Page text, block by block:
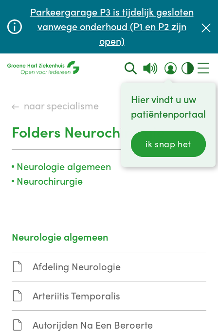
Parkeergarage P3 is tijdelijk gesloten
vanwege onderhoud (P1 en P2 zijn
open)
Hier vindt u uw
patiëntenportaal
ik snap het
Wachttijden
naar specialisme
Folders Neurochirurgie
Neurologie algemeen
Neurochirurgie
Neurologie algemeen
Afdeling Neurologie
Arteriitis Temporalis
Autorijden Na Een Beroerte